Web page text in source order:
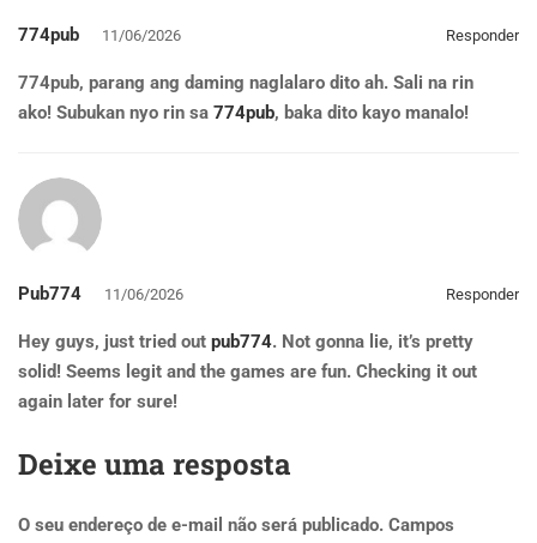
774pub 11/06/2026 Responder
774pub, parang ang daming naglalaro dito ah. Sali na rin
ako! Subukan nyo rin sa 774pub, baka dito kayo manalo!
Pub774 11/06/2026 Responder
Hey guys, just tried out pub774. Not gonna lie, it’s pretty
solid! Seems legit and the games are fun. Checking it out
again later for sure!
Deixe uma resposta
O seu endereço de e-mail não será publicado. Campos